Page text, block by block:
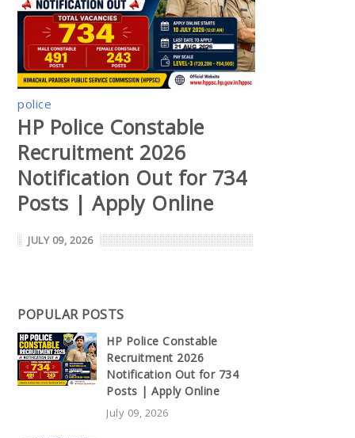
police
HP Police Constable
Recruitment 2026
Notification Out for 734
Posts | Apply Online
JULY 09, 2026
POPULAR POSTS
HP Police Constable
Recruitment 2026
Notification Out for 734
Posts | Apply Online
July 09, 2026